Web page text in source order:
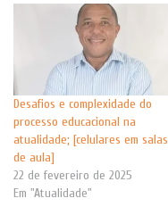
Desafios e complexidade do
processo educacional na
atualidade; [celulares em salas
de aula]
22 de fevereiro de 2025
Em "Atualidade"